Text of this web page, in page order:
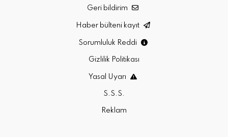
Geri bildirim
Haber bülteni kayıt
Sorumluluk Reddi
Gizlilik Politikası
Yasal Uyarı
S.S.S.
Reklam